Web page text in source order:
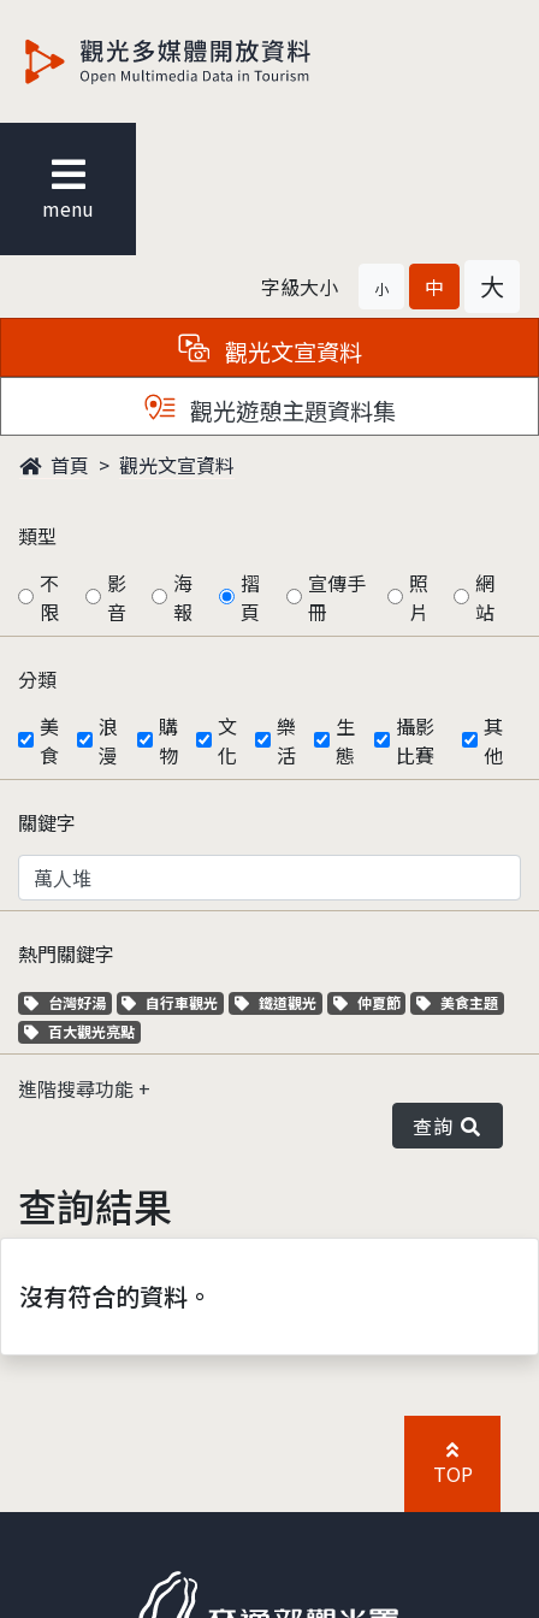
menu
字級大小 小 中 大
觀光文宣資料
觀光遊憩主題資料集
首頁 觀光文宣資料
類型
不
限
影
音
海
報
摺
頁
宣傳手
冊
照
片
網
站
分類
美
食
浪
漫
購
物
文
化
樂
活
生
態
攝影
比賽
其
他
關鍵字
熱門關鍵字
關鍵字標籤
台灣好湯 關鍵字標籤
自行車觀光 關鍵字標籤
鐵道觀光 關鍵字標籤
仲夏節 關鍵字標籤
美食主題
關鍵字標籤
百大觀光亮點
進階搜尋功能
查詢
查詢結果
沒有符合的資料。
TOP